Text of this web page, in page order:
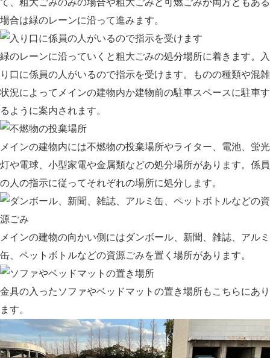
場合は緑のレーンに沿って進みます。
緑のレーンに沿っていくと粗大ごみの処分場所に着きます。入
り口に係員の人がいるので指示を受けます。ものの種類や混雑
状況によってメインの建物内か建物前の駐車スペースに駐車す
るように案内されます。
メインの建物内には不燃物の投棄場所やライター、電池、蛍光
灯や電球、小型家電や金属類などの処分場所があります。係員
の人の指示に従ってそれぞれの場所に処分します。
メインの建物の向かい側にはダンボール、新聞、雑誌、アルミ
缶、ペットボトルなどの資源ごみを置く場所があります。
金具の入ったソファやベッドマットの置き場所もこちらにあり
ます。